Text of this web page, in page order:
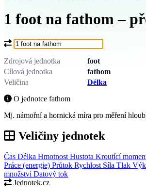
1 foot na fathom –
Co chcete převést?
Zdrojová jednotka
foot
Cílová jednotka
fathom
Veličina
Délka
O jednotce fathom
Mj. námořní a hornická míra pro měření
Veličiny jednotek
Čas Délka Hmotnost Hustota Kroutící
Práce (energie) Průtok Rychlost Síla Tlak
množstvíDatový tok
Jednotek.cz